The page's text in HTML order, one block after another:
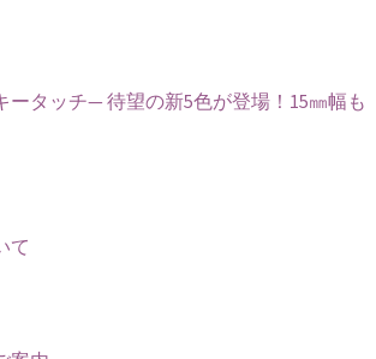
ータッチ— 待望の新5色が登場！15㎜幅も
て